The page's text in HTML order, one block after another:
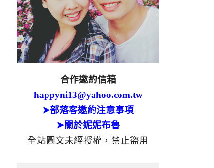
合作邀約信箱
happyni13@yahoo.com.tw
➤部落客邀約注意事項
➤關於妮妮布魯
全站圖文未經授權，禁止盜用